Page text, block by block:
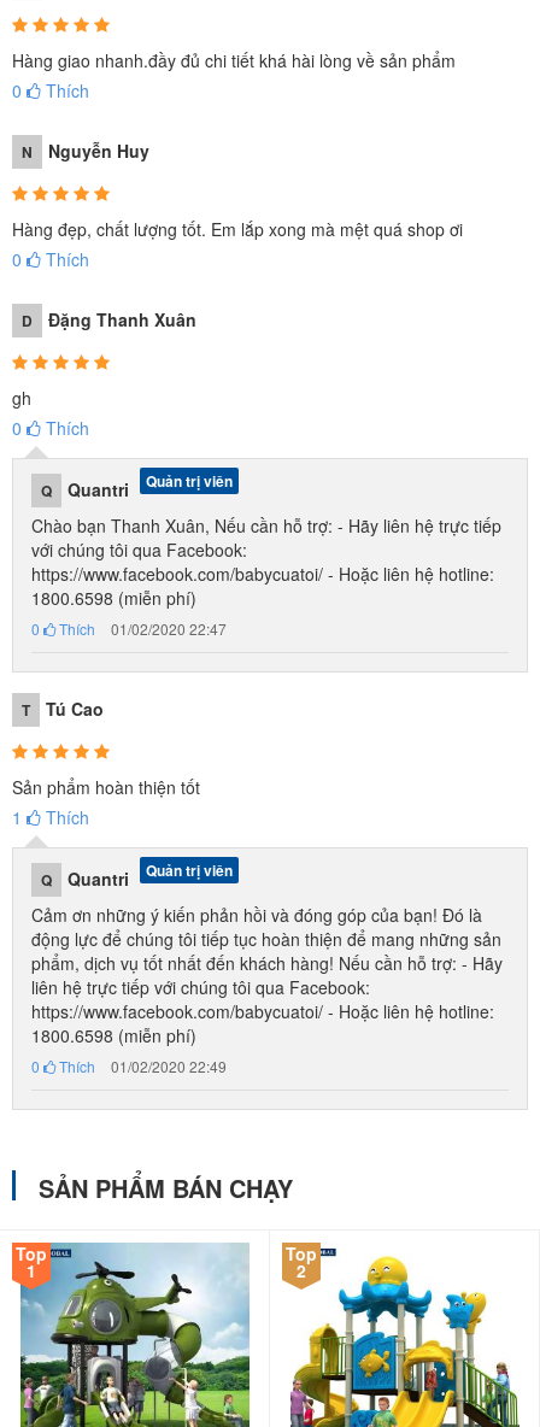
Hàng giao nhanh.đầy đủ chi tiết khá hài lòng về sản phẩm
0
Thích
N Nguyễn Huy
Hàng đẹp, chất lượng tốt. Em lắp xong mà mệt quá shop ơi
0
Thích
D Đặng Thanh Xuân
gh
0
Thích
Q Quantri Quản trị viên
Chào bạn Thanh Xuân, Nếu cần hỗ trợ: - Hãy liên hệ trực tiếp
với chúng tôi qua Facebook:
https://www.facebook.com/babycuatoi/ - Hoặc liên hệ hotline:
1800.6598 (miễn phí)
0 Thích 01/02/2020 22:47
T Tú Cao
Sản phẩm hoàn thiện tốt
1
Thích
Q Quantri Quản trị viên
Cảm ơn những ý kiến phản hồi và đóng góp của bạn! Đó là
động lực để chúng tôi tiếp tục hoàn thiện để mang những sản
phẩm, dịch vụ tốt nhất đến khách hàng! Nếu cần hỗ trợ: - Hãy
liên hệ trực tiếp với chúng tôi qua Facebook:
https://www.facebook.com/babycuatoi/ - Hoặc liên hệ hotline:
1800.6598 (miễn phí)
0 Thích 01/02/2020 22:49
SẢN PHẨM BÁN CHẠY
Top
1
Top
2